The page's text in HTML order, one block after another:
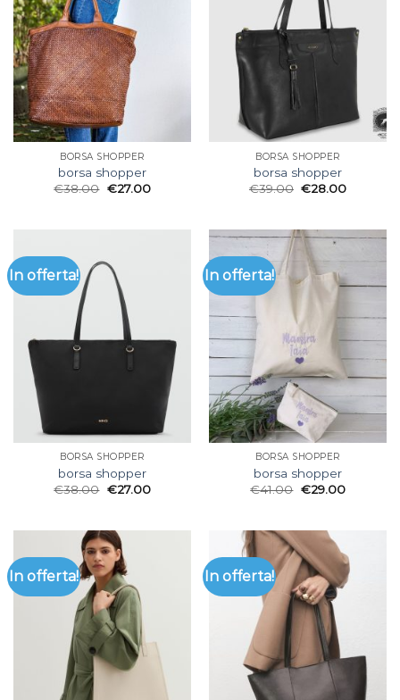
BORSA SHOPPER
borsa shopper
€38.00 €27.00
BORSA SHOPPER
borsa shopper
€39.00 €28.00
In offerta!
BORSA SHOPPER
borsa shopper
€38.00 €27.00
In offerta!
BORSA SHOPPER
borsa shopper
€41.00 €29.00
In offerta! In offerta!